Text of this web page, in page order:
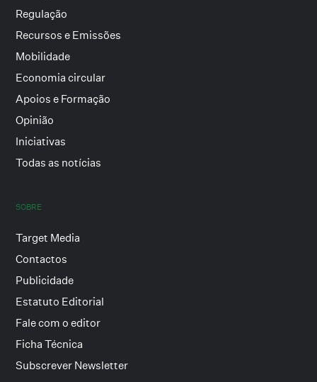
Regulação
Recursos e Emissões
Mobilidade
Economia circular
Apoios e Formação
Opinião
Iniciativas
Todas as notícias
SOBRE
Target Media
Contactos
Publicidade
Estatuto Editorial
Fale com o editor
Ficha Técnica
Subscrever Newsletter